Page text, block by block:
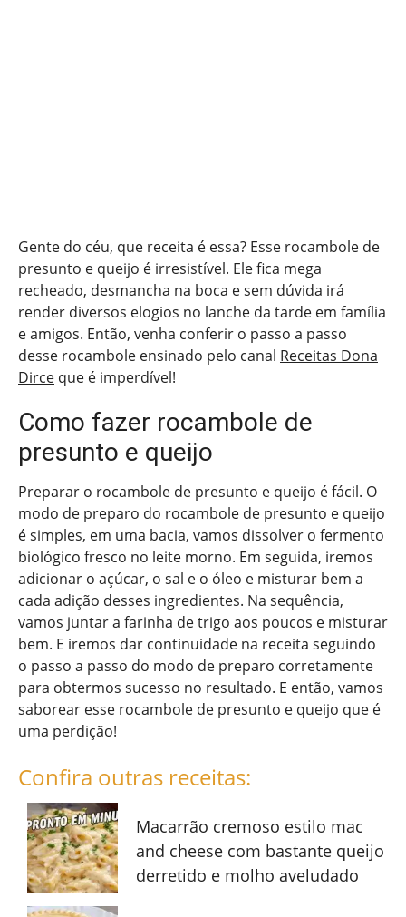
Gente do céu, que receita é essa? Esse rocambole de
presunto e queijo é irresistível. Ele fica mega
recheado, desmancha na boca e sem dúvida irá
render diversos elogios no lanche da tarde em família
e amigos. Então, venha conferir o passo a passo
desse rocambole ensinado pelo canal Receitas Dona
Dirce que é imperdível!
Como fazer rocambole de
presunto e queijo
Preparar o rocambole de presunto e queijo é fácil. O
modo de preparo do rocambole de presunto e queijo
é simples, em uma bacia, vamos dissolver o fermento
biológico fresco no leite morno. Em seguida, iremos
adicionar o açúcar, o sal e o óleo e misturar bem a
cada adição desses ingredientes. Na sequência,
vamos juntar a farinha de trigo aos poucos e misturar
bem. E iremos dar continuidade na receita seguindo
o passo a passo do modo de preparo corretamente
para obtermos sucesso no resultado. E então, vamos
saborear esse rocambole de presunto e queijo que é
uma perdição!
Confira outras receitas:
Macarrão cremoso estilo mac
and cheese com bastante queijo
derretido e molho aveludado